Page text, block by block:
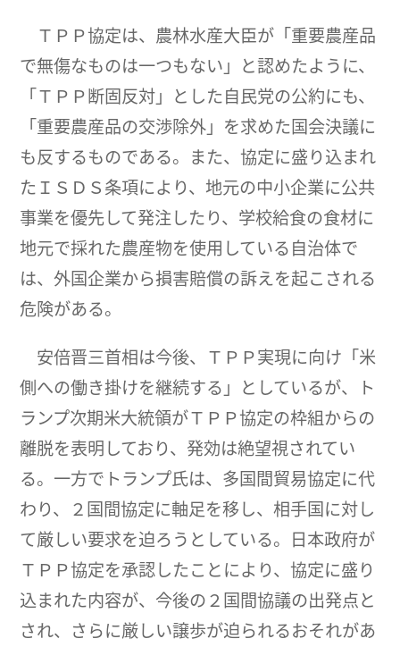
ＴＰＰ協定は、農林水産大臣が「重要農産品
で無傷なものは一つもない」と認めたように、
「ＴＰＰ断固反対」とした自民党の公約にも、
「重要農産品の交渉除外」を求めた国会決議に
も反するものである。また、協定に盛り込まれ
たＩＳＤＳ条項により、地元の中小企業に公共
事業を優先して発注したり、学校給食の食材に
地元で採れた農産物を使用している自治体で
は、外国企業から損害賠償の訴えを起こされる
危険がある。
安倍晋三首相は今後、ＴＰＰ実現に向け「米
側への働き掛けを継続する」としているが、ト
ランプ次期米大統領がＴＰＰ協定の枠組からの
離脱を表明しており、発効は絶望視されてい
る。一方でトランプ氏は、多国間貿易協定に代
わり、２国間協定に軸足を移し、相手国に対し
て厳しい要求を迫ろうとしている。日本政府が
ＴＰＰ協定を承認したことにより、協定に盛り
込まれた内容が、今後の２国間協議の出発点と
され、さらに厳しい譲歩が迫られるおそれがあ